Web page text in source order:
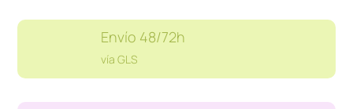
Envío 48/72h
vía GLS